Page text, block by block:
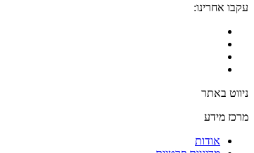
עקבו אחרינו:
ניווט באתר
מרכז מידע
אודות